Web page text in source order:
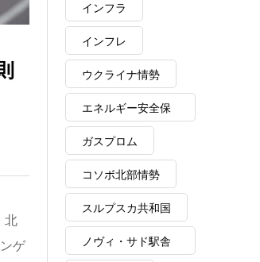
北
ゲ
インフラ
インフレ
ウクライナ情勢
エネルギー安全保
障
ガスプロム
コソボ北部情勢
スルプスカ共和国
ノヴィ・サド駅舎